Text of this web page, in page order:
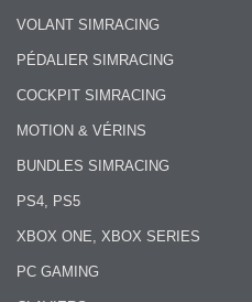
VOLANT SIMRACING
PÉDALIER SIMRACING
COCKPIT SIMRACING
MOTION & VÉRINS
BUNDLES SIMRACING
PS4, PS5
XBOX ONE, XBOX SERIES
PC GAMING